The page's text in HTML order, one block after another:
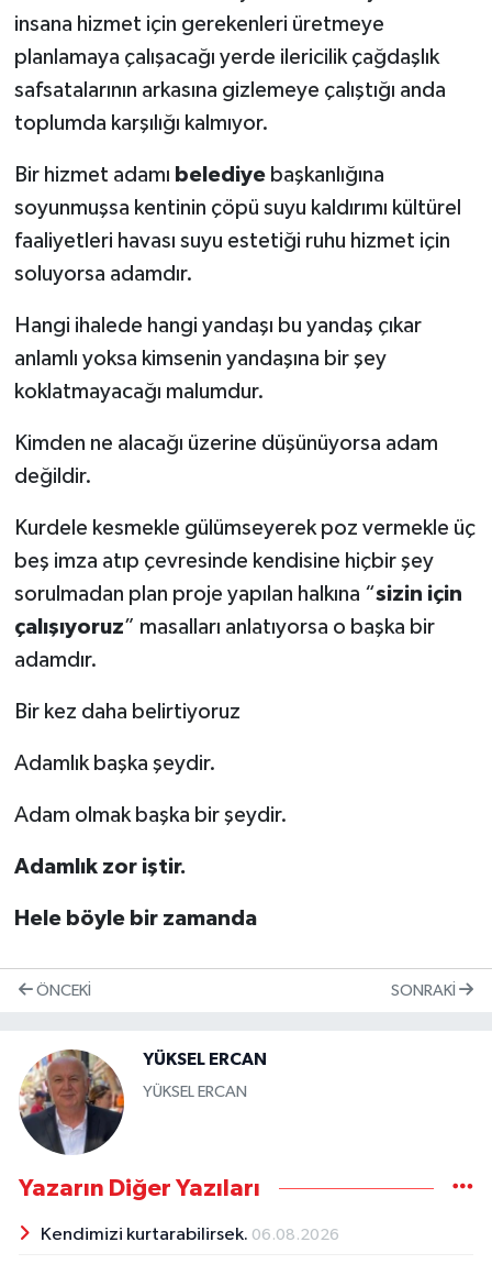
insana hizmet için gerekenleri üretmeye
planlamaya çalışacağı yerde ilericilik çağdaşlık
safsatalarının arkasına gizlemeye çalıştığı anda
toplumda karşılığı kalmıyor.
Bir hizmet adamı belediyebaşkanlığına
soyunmuşsa kentinin çöpü suyu kaldırımı kültürel
faaliyetleri havası suyu estetiği ruhu hizmet için
soluyorsa adamdır.
Hangi ihalede hangi yandaşı bu yandaş çıkar
anlamlı yoksa kimsenin yandaşına bir şey
koklatmayacağı malumdur.
Kimden ne alacağı üzerine düşünüyorsa adam
değildir.
Kurdele kesmekle gülümseyerek poz vermekle üç
beş imza atıp çevresinde kendisine hiçbir şey
sorulmadan plan proje yapılan halkına “sizin için
çalışıyoruz” masalları anlatıyorsa o başka bir
adamdır.
Bir kez daha belirtiyoruz
Adamlık başka şeydir.
Adam olmak başka bir şeydir.
Adamlık zor iştir.
Hele böyle bir zamanda
ÖNCEKI SONRAKI
YÜKSEL ERCAN
YÜKSEL ERCAN
Yazarın Diğer Yazıları
Kendimizi kurtarabilirsek. 06.08.2026